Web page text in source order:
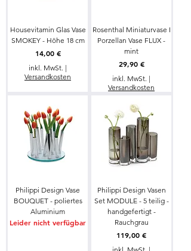
Housevitamin Glas Vase
SMOKEY - Höhe 18 cm
Preis
14,00 €
inkl. MwSt. |
Versandkosten
Rosenthal Miniaturvase I
Porzellan Vase FLUX -
mint
Preis
29,90 €
inkl. MwSt. |
Versandkosten
Philippi Design Vase
BOUQUET - poliertes
Aluminium
Leider nicht verfügbar
Philippi Design Vasen
Set MODULE - 5 teilig -
handgefertigt -
Rauchgrau
Preis
119,00 €